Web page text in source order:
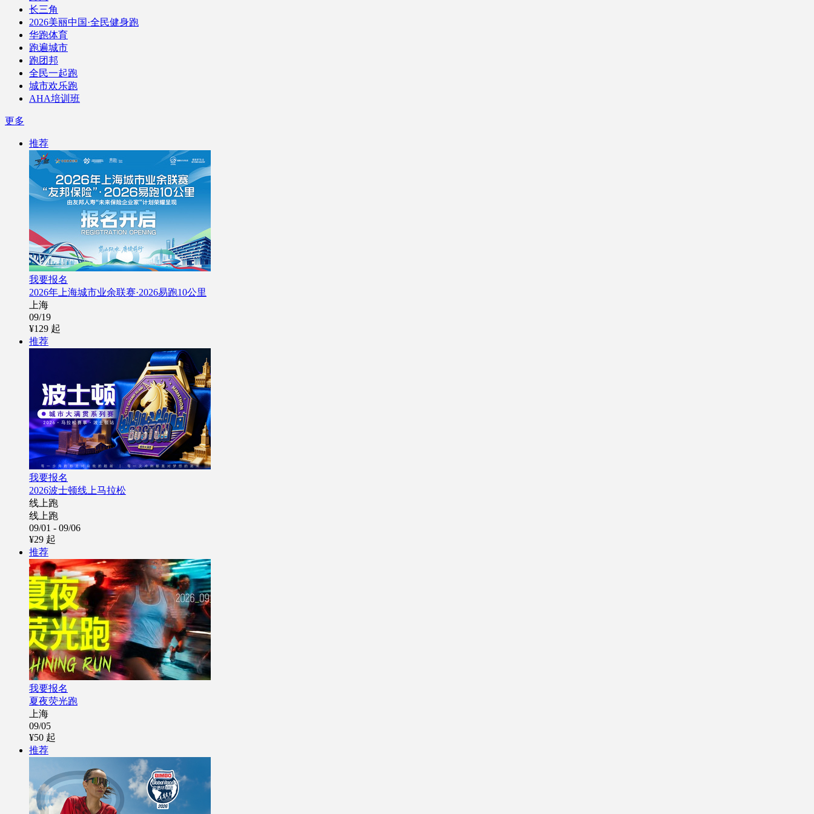
长三角
2026美丽中国·全民健身跑
华跑体育
跑遍城市
跑团邦
全民一起跑
城市欢乐跑
AHA培训班
更多
推荐
我要报名
2026年上海城市业余联赛·2026易跑10公里
上海
09/19
¥129 起
推荐
我要报名
2026波士顿线上马拉松
线上跑
线上跑
09/01 - 09/06
¥29 起
推荐
我要报名
夏夜荧光跑
上海
09/05
¥50 起
推荐